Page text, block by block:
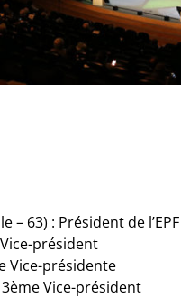
– 63) : Président de
président
Vice-présidente
èmeVice-président